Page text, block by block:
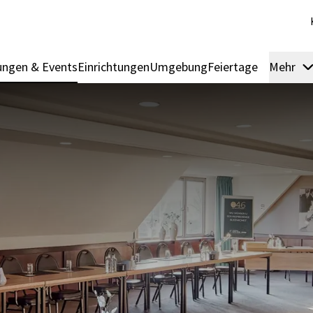
& EventsEinrichtungenUmgebungFeiertage Mehr